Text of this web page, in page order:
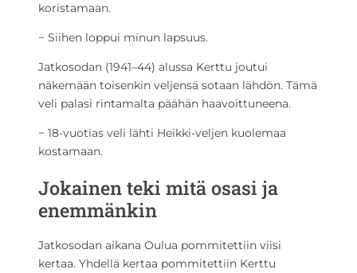
koristamaan.
− Siihen loppui minun lapsuus.
Jatkosodan (1941–44) alussa Kerttu joutui
näkemään toisenkin veljensä sotaan lähdön. Tämä
veli palasi rintamalta päähän haavoittuneena.
− 18-vuotias veli lähti Heikki-veljen kuolemaa
kostamaan.
Jokainen teki mitä osasi ja
enemmänkin
Jatkosodan aikana Oulua pommitettiin viisi
kertaa. Yhdellä kertaa pommitettiin Kerttu